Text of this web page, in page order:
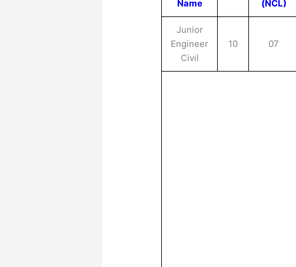
Name
(NCL)
Junior
Engineer
Civil
10 07